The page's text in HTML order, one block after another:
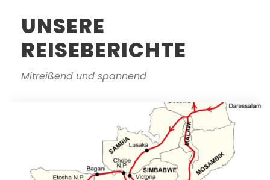
UNSERE
REISEBERICHTE
Mitreißend und spannend